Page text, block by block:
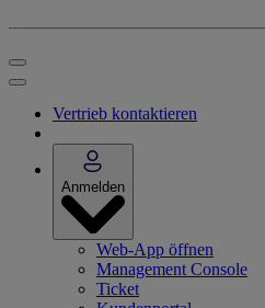
Vertrieb kontaktieren
Anmelden
Web-App öffnen
Management Console
Ticket